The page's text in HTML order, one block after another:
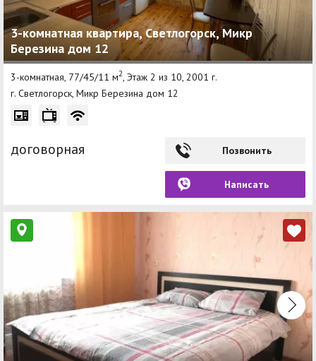
3-комнатная квартира, Светлогорск, Микр
Березина дом 12
3-комнатная, 77/45/11 м2 , Этаж 2 из 10, 2001 г.
г. Светлогорск, Микр Березина дом 12
договорная Позвонить
Написать